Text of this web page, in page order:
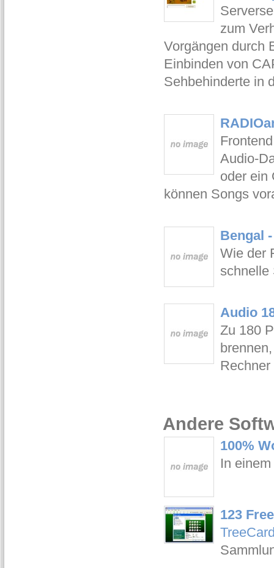
zum
Vorgängen durch
Einbinden von
Sehbehinderte in
Audio-
oder ein
können Songs
Bengal
Wie der
schnelle
Audio
Zu 180
Andere
100%
In
123